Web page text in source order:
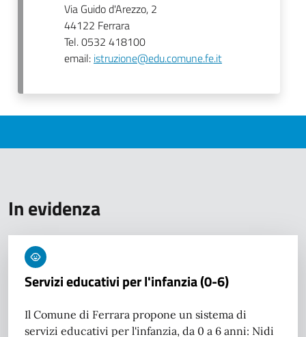
Via Guido d'Arezzo, 2
44122 Ferrara
Tel. 0532 418100
email: istruzione@edu.comune.fe.it
In evidenza
Servizi educativi per l'infanzia (0-6)
Il Comune di Ferrara propone un sistema di
servizi educativi per l'infanzia, da 0 a 6 anni: Nidi